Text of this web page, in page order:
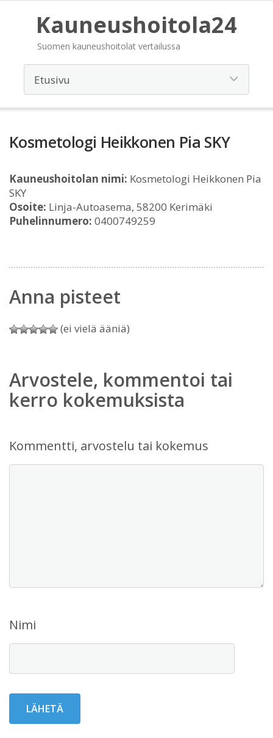
Kauneushoitola24
Suomen kauneushoitolat vertailussa
Kosmetologi Heikkonen Pia SKY
Kauneushoitolan nimi: Kosmetologi Heikkonen Pia
SKY
Osoite: Linja-Autoasema, 58200 Kerimäki
Puhelinnumero: 0400749259
Anna pisteet
(ei vielä ääniä)
Arvostele, kommentoi tai
kerro kokemuksista
Kommentti, arvostelu tai kokemus
Nimi